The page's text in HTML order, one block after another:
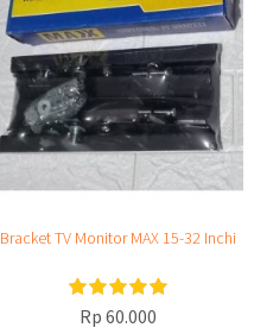
Bracket TV Monitor MAX 15-32 Inchi
Rp 60.000